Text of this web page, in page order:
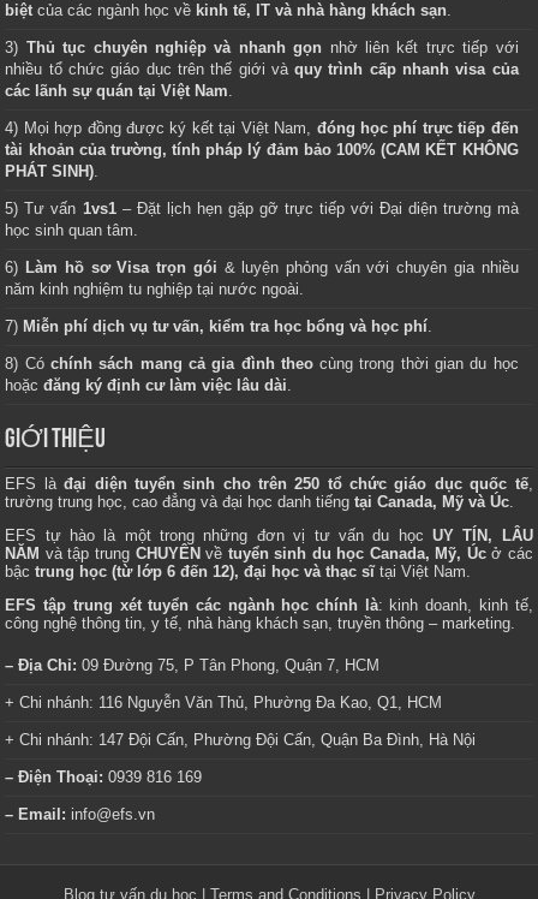
biệt của các ngành học về kinh tế, IT và nhà hàng khách sạn.
3) Thủ tục chuyên nghiệp và nhanh gọn nhờ liên kết trực tiếp với
nhiều tổ chức giáo dục trên thế giới vàquy trình cấp nhanh visa của
các lãnh sự quán tại Việt Nam.
4) Mọi hợp đồng được ký kết tại Việt Nam, đóng học phí trực tiếp đến
tài khoản của trường, tính pháp lý đảm bảo 100% (CAM KẾT KHÔNG
PHÁT SINH).
5) Tư vấn 1vs1– Đặt lịch hẹn gặp gỡ trực tiếp với Đại diện trường mà
học sinh quan tâm.
6) Làm hồ sơ Visa trọn gói & luyện phỏng vấn với chuyên gia nhiều
năm kinh nghiệm tu nghiệp tại nước ngoài.
7) Miễn phí dịch vụ tư vấn, kiểm tra học bổng và học phí.
8) Cóchính sách mang cả gia đình theocùng trong thời gian du học
hoặcđăng ký định cư làm việc lâu dài.
GIỚI THIỆU
EFS làđại diện tuyển sinh cho trên 250 tổ chức giáo dục quốc tế,
trường trung học, cao đẳng và đại học danh tiếng tại Canada, Mỹ và Úc.
EFS tự hào là một trong những đơn vị tư vấn du học UY TÍN, LÂU
NĂM và tập trung CHUYÊN về tuyển sinh du học Canada, Mỹ, Úcở các
bậctrung học (từ lớp 6 đến 12), đại học và thạc sĩtại Việt Nam.
EFS tập trung xét tuyển các ngành học chính là: kinh doanh, kinh tế,
công nghệ thông tin, y tế, nhà hàng khách sạn, truyền thông – marketing.
– Địa Chỉ: 09 Đường 75, P Tân Phong, Quận 7, HCM
+ Chi nhánh: 116 Nguyễn Văn Thủ, Phường Đa Kao, Q1, HCM
+ Chi nhánh: 147 Đội Cấn, Phường Đội Cấn, Quận Ba Đình, Hà Nội
– Điện Thoại: 0939 816 169
– Email: info@efs.vn
Blog tư vấn du học Terms and Conditions Privacy Policy